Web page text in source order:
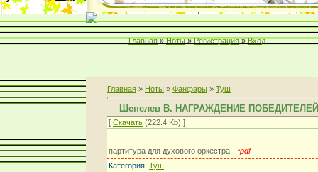
Главная » Ноты » Регистрация » Вход
Главная » Ноты » Фанфары » Туш
Шепелев В. НАГРАЖДЕНИЕ ПОБЕДИТЕЛЕЙ
[ Скачать (222.4 Kb) ]
партитура для духового оркестра - *pdf
Категория: Туш